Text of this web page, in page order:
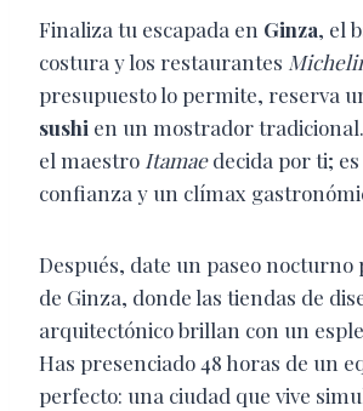
Finaliza tu escapada en Ginza, el
costura y los restaurantes
presupuesto lo permite, reserva
sushi en un mostrador
el maestro Itamaedecida por ti; es
confianza y un clímax
Después, date un paseo nocturno
de Ginza, donde las tiendas de
arquitectónico brillan con un
Has presenciado 48 horas de un
perfecto: una ciudad que vive